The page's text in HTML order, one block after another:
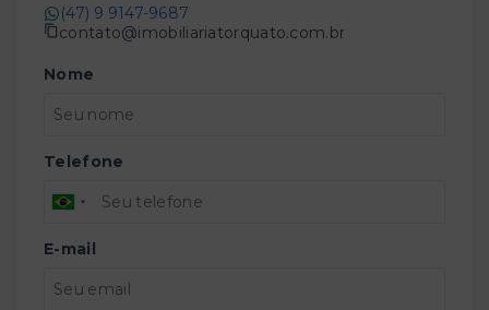
(47) 9 9147-9687
contato@imobiliariatorquato.com.br
Nome
Telefone
E-mail